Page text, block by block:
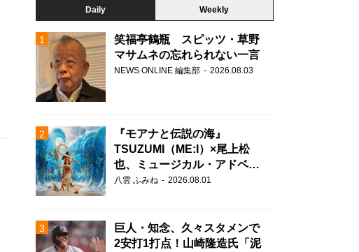
Daily Weekly
笑福亭鶴瓶 スピッツ・草野
マサムネの忘れられない一言
NEWS ONLINE 編集部 2026.08.03
『モアナと伝説の海』
TSUZUMI（ME:I）×尾上松
也、ミュージカル・アドベン
チャーで美声を響かせる
八雲 ふみね 2026.08.01
巨人・知念、久々スタメンで
2安打1打点！山崎隆造氏「泥